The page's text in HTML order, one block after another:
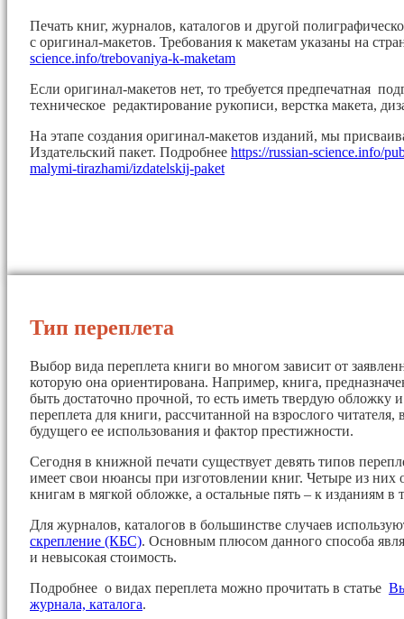
Печать книг, журналов, каталогов и другой
с оригинал-макетов. Требования к макетам указаны на
science.info/trebovaniya-k-maketam
Если оригинал-макетов нет, то требуется предпечатная
техническое редактирование рукописи, верстка макета,
На этапе создания оригинал-макетов изданий, мы
Издательский пакет. Подробнее https://russian-science.info/
malymi-tirazhami/izdatelskij-paket
Тип переплета
Выбор вида переплета книги во многом зависит от
которую она ориентирована. Например, книга,
быть достаточно прочной, то есть иметь твердую
переплета для книги, рассчитанной на взрослого читателя,
будущего ее использования и фактор престижности.
Сегодня в книжной печати существует девять типов
имеет свои нюансы при изготовлении книг. Четыре из них
книгам в мягкой обложке, а остальные пять – к изданиям в
Для журналов, каталогов в большинстве случаев
скрепление (КБС). Основным плюсом данного способа
и невысокая стоимость.
Подробнее о видах переплета можно прочитать в статье
журнала, каталога.